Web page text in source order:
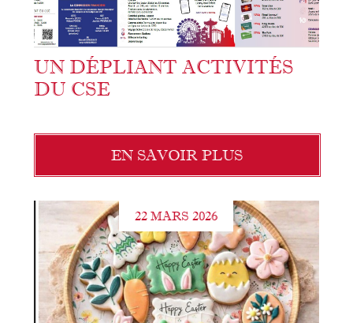
UN DÉPLIANT ACTIVITÉS
DU CSE
EN SAVOIR PLUS
22 MARS 2026